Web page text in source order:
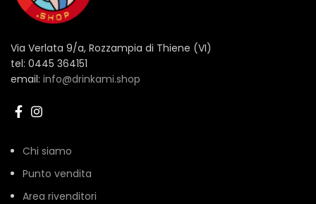
Via Verlata 9/a, Rozzampia di Thiene (VI)
tel: 0445 364151
email: info@drinkami.shop
Chi siamo
Punto vendita
Area rivenditori